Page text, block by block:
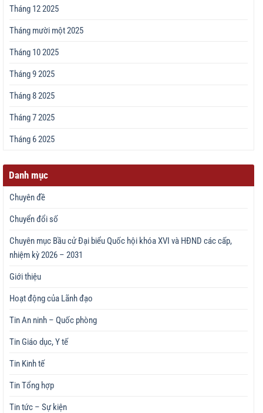
Tháng 12 2025
Tháng mười một 2025
Tháng 10 2025
Tháng 9 2025
Tháng 8 2025
Tháng 7 2025
Tháng 6 2025
Danh mục
Chuyên đề
Chuyển đổi số
Chuyên mục Bầu cử Đại biểu Quốc hội khóa XVI và HĐND các cấp,
nhiệm kỳ 2026 – 2031
Giới thiệu
Hoạt động của Lãnh đạo
Tin An ninh – Quốc phòng
Tin Giáo dục, Y tế
Tin Kinh tế
Tin Tổng hợp
Tin tức – Sự kiện